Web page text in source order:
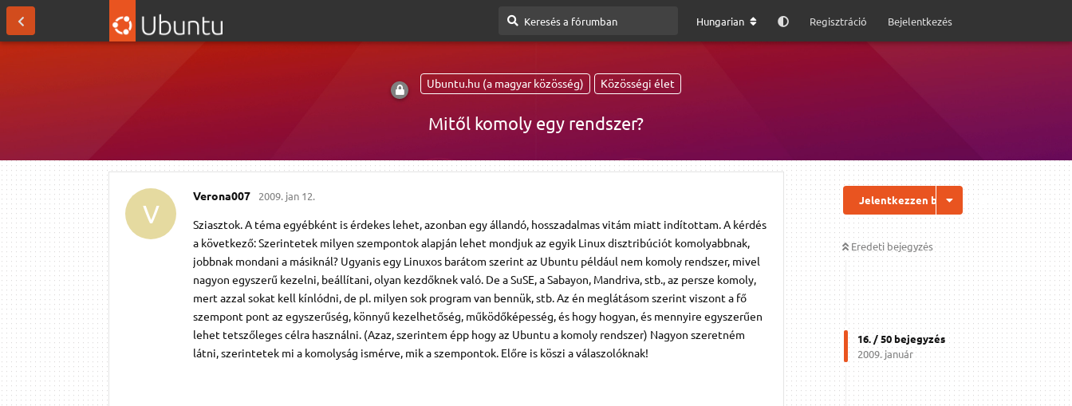
Hungarian Regisztráció Bejelentkezés
Ubuntu.hu (a magyar közösség) Közösségi élet
Mitől komoly egy rendszer?
Jelentkezzen be a válaszhoz
Eredeti bejegyzés
16. /50bejegyzés
2009. január
V
Verona007 2009. jan 12.
Sziasztok. A téma egyébként is érdekes lehet, azonban egy állandó, hosszadalmas vitám miatt indítottam. A kérdés
a következő: Szerintetek milyen szempontok alapján lehet mondjuk az egyik Linux disztribúciót komolyabbnak,
jobbnak mondani a másiknál? Ugyanis egy Linuxos barátom szerint az Ubuntu például nem komoly rendszer, mivel
nagyon egyszerű kezelni, beállítani, olyan kezdőknek való. De a SuSE, a Sabayon, Mandriva, stb., az persze komoly,
mert azzal sokat kell kínlódni, de pl. milyen sok program van bennük, stb. Az én meglátásom szerint viszont a fő
szempont pont az egyszerűség, könnyű kezelhetőség, működőképesség, és hogy hogyan, és mennyire egyszerűen
lehet tetszőleges célra használni. (Azaz, szerintem épp hogy az Ubuntu a komoly rendszer) Nagyon szeretném
látni, szerintetek mi a komolyság ismérve, mik a szempontok. Előre is köszi a válaszolóknak!